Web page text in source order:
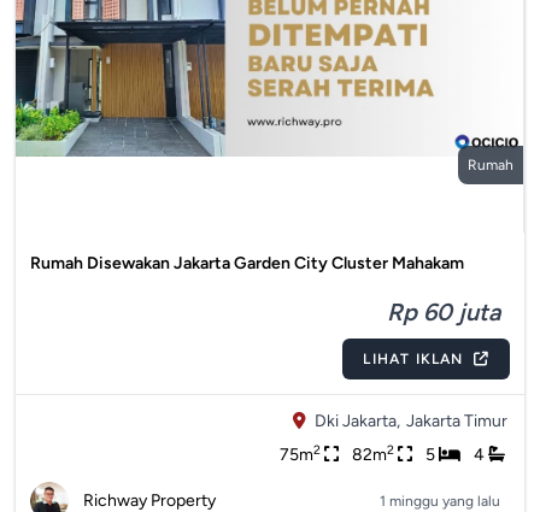
Rumah
Rumah Disewakan Jakarta Garden City Cluster Mahakam
Rp 60 juta
LIHAT IKLAN
Dki Jakarta, Jakarta Timur
75m2 82m2 5 4
Richway Property 1 minggu yang lalu